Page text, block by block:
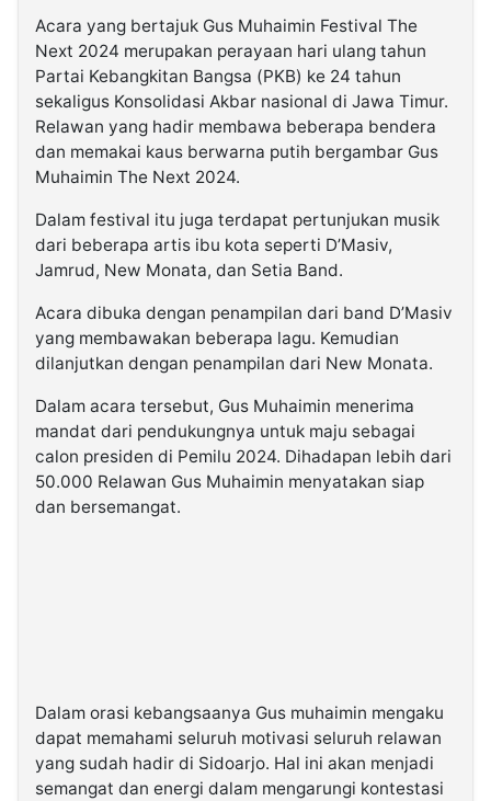
Acara yang bertajuk Gus Muhaimin Festival The
Next 2024 merupakan perayaan hari ulang tahun
Partai Kebangkitan Bangsa (PKB) ke 24 tahun
sekaligus Konsolidasi Akbar nasional di Jawa Timur.
Relawan yang hadir membawa beberapa bendera
dan memakai kaus berwarna putih bergambar Gus
Muhaimin The Next 2024.
Dalam festival itu juga terdapat pertunjukan musik
dari beberapa artis ibu kota seperti D’Masiv,
Jamrud, New Monata, dan Setia Band.
Acara dibuka dengan penampilan dari band D’Masiv
yang membawakan beberapa lagu. Kemudian
dilanjutkan dengan penampilan dari New Monata.
Dalam acara tersebut, Gus Muhaimin menerima
mandat dari pendukungnya untuk maju sebagai
calon presiden di Pemilu 2024. Dihadapan lebih dari
50.000 Relawan Gus Muhaimin menyatakan siap
dan bersemangat.
Dalam orasi kebangsaanya Gus muhaimin mengaku
dapat memahami seluruh motivasi seluruh relawan
yang sudah hadir di Sidoarjo. Hal ini akan menjadi
semangat dan energi dalam mengarungi kontestasi